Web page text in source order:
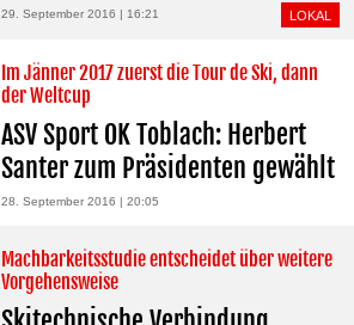
29. September 2016 | 16:21 LOKAL
Im Jänner 2017 zuerst die Tour de Ski, dann
der Weltcup
ASV Sport OK Toblach: Herbert
Santer zum Präsidenten gewählt
28. September 2016 | 20:05
Machbarkeitsstudie entscheidet über weitere
Vorgehensweise